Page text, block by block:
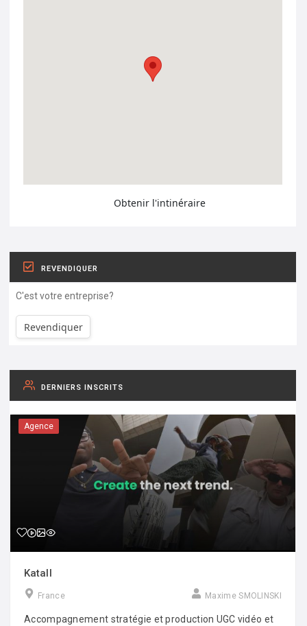
Obtenir l'intinéraire
REVENDIQUER
C'est votre entreprise?
Revendiquer
DERNIERS INSCRITS
Agence
Katall
France Maxime SMOLINSKI
Accompagnement stratégie et production UGC vidéo et